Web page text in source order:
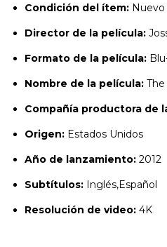
Condición del ítem: Nuevo
Director de la película:
Formato de la película:
Nombre de la película:
Compañía productora de
Origen: Estados Unidos
Año de lanzamiento: 2012
Subtítulos: Inglés,Español
Resolución de video: 4K